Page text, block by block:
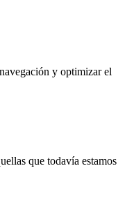
y optimizar el
que todavía estamos